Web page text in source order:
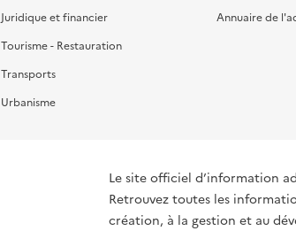
Juridique et financier
Tourisme - Restauration
Transports
Urbanisme
Annuaire de
Le site officiel d’information
Retrouvez toutes les
création, à la gestion et au